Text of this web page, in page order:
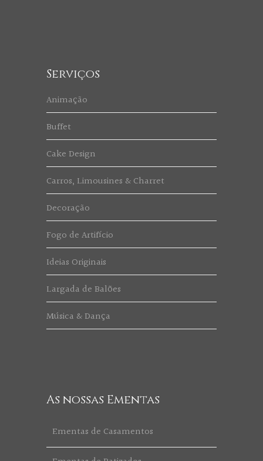
Serviços
Animação
Buffet
Cake Design
Carros, Limousines & Charret
Decoração
Fogo de Artifício
Ideias Originais
Largada de Balões
Música & Dança
As nossas Ementas
Ementas de Casamentos